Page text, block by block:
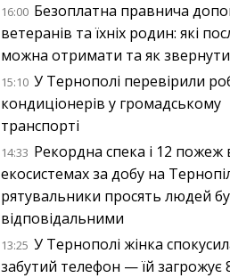
16:00 Безоплатна правнича
ветеранів та їхніх родин: які
можна отримати та як
15:10 У Тернополі перевірили
кондиціонерів у громадському
транспорті
14:33 Рекордна спека і 12 пожеж
екосистемах за добу на
рятувальники просять людей
відповідальними
13:25 У Тернополі жінка
забутий телефон — їй загрожує